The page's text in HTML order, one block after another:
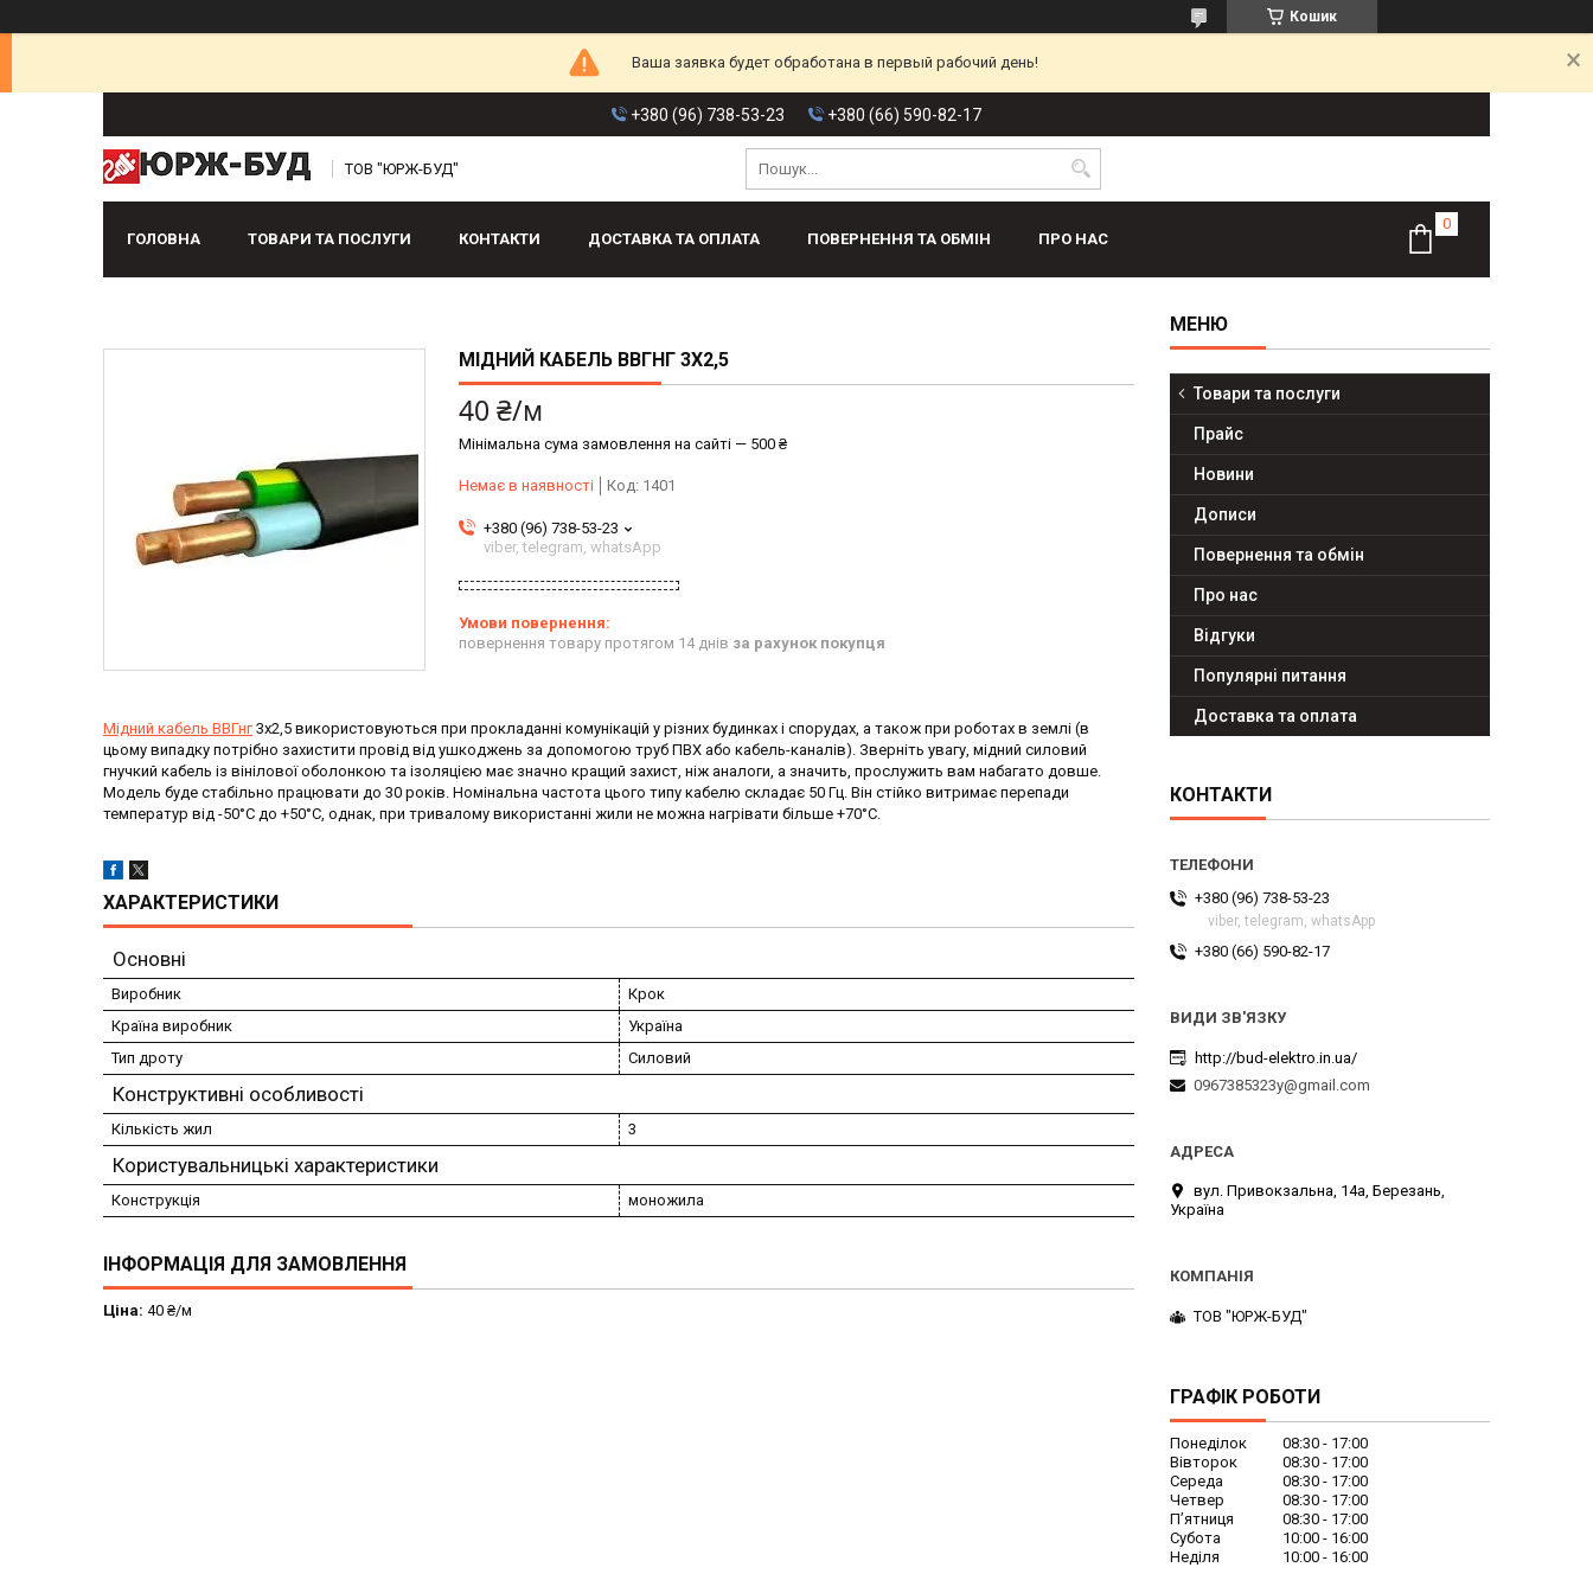
Кошик
Ваша заявка будет обработана в первый рабочий день!
+380 (96) 738-53-23 +380 (66) 590-82-17
ТОВ "ЮРЖ-БУД"
ГОЛОВНА ТОВАРИ ТА ПОСЛУГИ КОНТАКТИ ДОСТАВКА ТА ОПЛАТА ПОВЕРНЕННЯ ТА ОБМІН ПРО НАС
МІДНИЙ КАБЕЛЬ ВВГНГ 3Х2,5
40 ₴/м
Мінімальна сума замовлення на сайті — 500 ₴
Немає в наявності Код: 1401
+380 (96) 738-53-23
viber, telegram, whatsApp
повернення товару протягом 14 днів за рахунок покупця
Мідний кабель ВВГнг3х2,5 використовуються при прокладанні комунікацій у різних будинках і спорудах, а також при роботах в землі (в
цьому випадку потрібно захистити провід від ушкоджень за допомогою труб ПВХ або кабель-каналів). Зверніть увагу, мідний силовий
гнучкий кабель із вінілової оболонкою та ізоляцією має значно кращий захист, ніж аналоги, а значить, прослужить вам набагато довше.
Модель буде стабільно працювати до 30 років. Номінальна частота цього типу кабелю складає 50 Гц. Він стійко витримає перепади
температур від -50°С до +50°С, однак, при тривалому використанні жили не можна нагрівати більше +70°С.
ХАРАКТЕРИСТИКИ
Основні
Виробник
Крок
Країна виробник
Україна
Тип дроту
Силовий
Конструктивні особливості
Кількість жил 3
Користувальницькі характеристики
Конструкція моножила
ІНФОРМАЦІЯ ДЛЯ ЗАМОВЛЕННЯ
Ціна: 40 ₴/м
Товари та послуги
Прайс
Новини
Дописи
Повернення та обмін
Про нас
Відгуки
Популярні питання
Доставка та оплата
КОНТАКТИ
+380 (96) 738-53-23
viber, telegram, whatsApp
+380 (66) 590-82-17
http://bud-elektro.in.ua/
0967385323y@gmail.com
вул. Привокзальна, 14а, Березань,
Україна
ТОВ "ЮРЖ-БУД"
ГРАФІК РОБОТИ
Понеділок 08:30
17:00
Вівторок
08:30
17:00
Середа
08:30
17:00
Четвер
08:30
17:00
Пʼятниця
08:30
17:00
Субота
10:00
16:00
Неділя
10:00 16:00